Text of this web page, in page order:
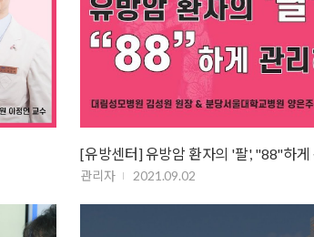
[유방센터] 유방암 환자의 '팔', "88"하게
관리자 2021.09.02